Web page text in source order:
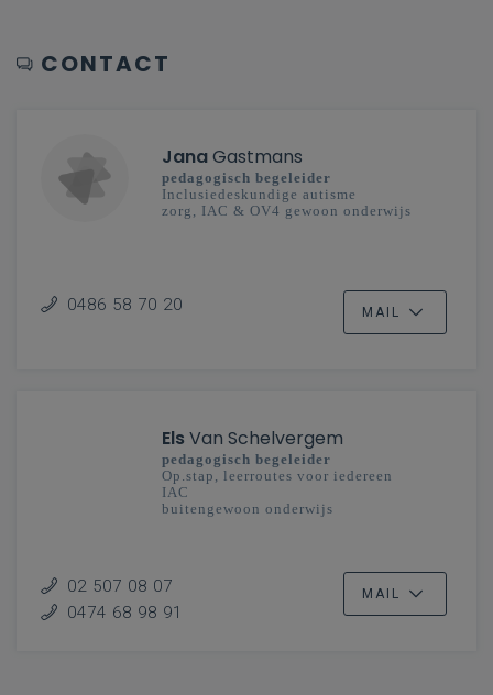
CONTACT
JanaGastmans
pedagogisch begeleider
Inclusiedeskundige autisme
zorg, IAC & OV4 gewoon onderwijs
0486 58 70 20 MAIL
ElsVan Schelvergem
pedagogisch begeleider
Op.stap, leerroutes voor iedereen
IAC
buitengewoon onderwijs
02 507 08 07
0474 68 98 91
MAIL